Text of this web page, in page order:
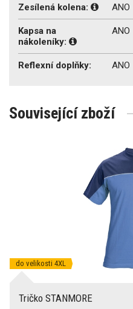
Zesílená kolena: ANO
Kapsa na
nákoleníky:
ANO
Reflexní doplňky: ANO
Související zboží
do velikosti 4XL
Tričko STANMORE